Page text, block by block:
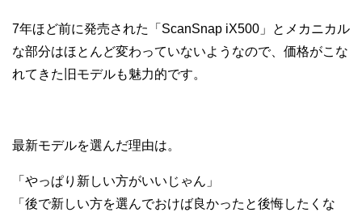
7年ほど前に発売された「ScanSnap iX500」とメカニカル
な部分はほとんど変わっていないようなので、価格がこな
れてきた旧モデルも魅力的です。
最新モデルを選んだ理由は。
「やっぱり新しい方がいいじゃん」
「後で新しい方を選んでおけば良かったと後悔したくな